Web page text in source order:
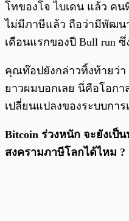
โทของโจ ไบเดน แล้ว ค
ไม่มีภาษีแล้ว ถือว่ามีพัฒน
เดือนแรกของปี Bull run ซึ่
คุณท๊อปยังกล่าวทิ้งท้ายว่า
ยาวผมบอกเลย นี่คือโอก
เปลี่ยนแปลงของระบบการ
Bitcoin ร่วงหนัก จะยังเป็
สงครามภาษีโลกได้ไหม ?